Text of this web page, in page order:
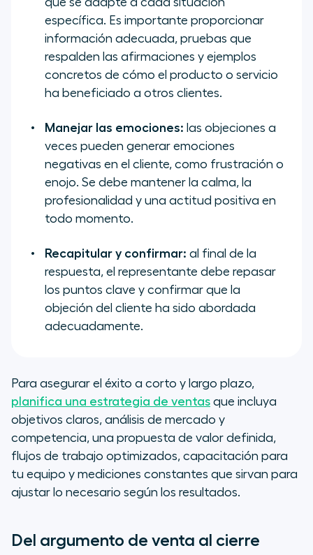
específica. Es importante proporcionar
información adecuada, pruebas que
respalden las afirmaciones y ejemplos
concretos de cómo el producto o servicio
ha beneficiado a otros clientes.
Manejar las emociones: las objeciones a
veces pueden generar emociones
negativas en el cliente, como frustración o
enojo. Se debe mantener la calma, la
profesionalidad y una actitud positiva en
todo momento.
Recapitular y confirmar: al final de la
respuesta, el representante debe repasar
los puntos clave y confirmar que la
objeción del cliente ha sido abordada
adecuadamente.
Para asegurar el éxito a corto y largo plazo,
planifica una estrategia de ventas que incluya
objetivos claros, análisis de mercado y
competencia, una propuesta de valor definida,
flujos de trabajo optimizados, capacitación para
tu equipo y mediciones constantes que sirvan para
ajustar lo necesario según los resultados.
Del argumento de venta al cierre